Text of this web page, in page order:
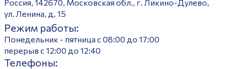
Россия, 142670, Московская обл., г. Ликино-Дулево,
ул. Ленина, д. 15
Режим работы:
Понедельник - пятница с 08:00 до 17:00
перерыв с 12:00 до 12:40
Телефоны: